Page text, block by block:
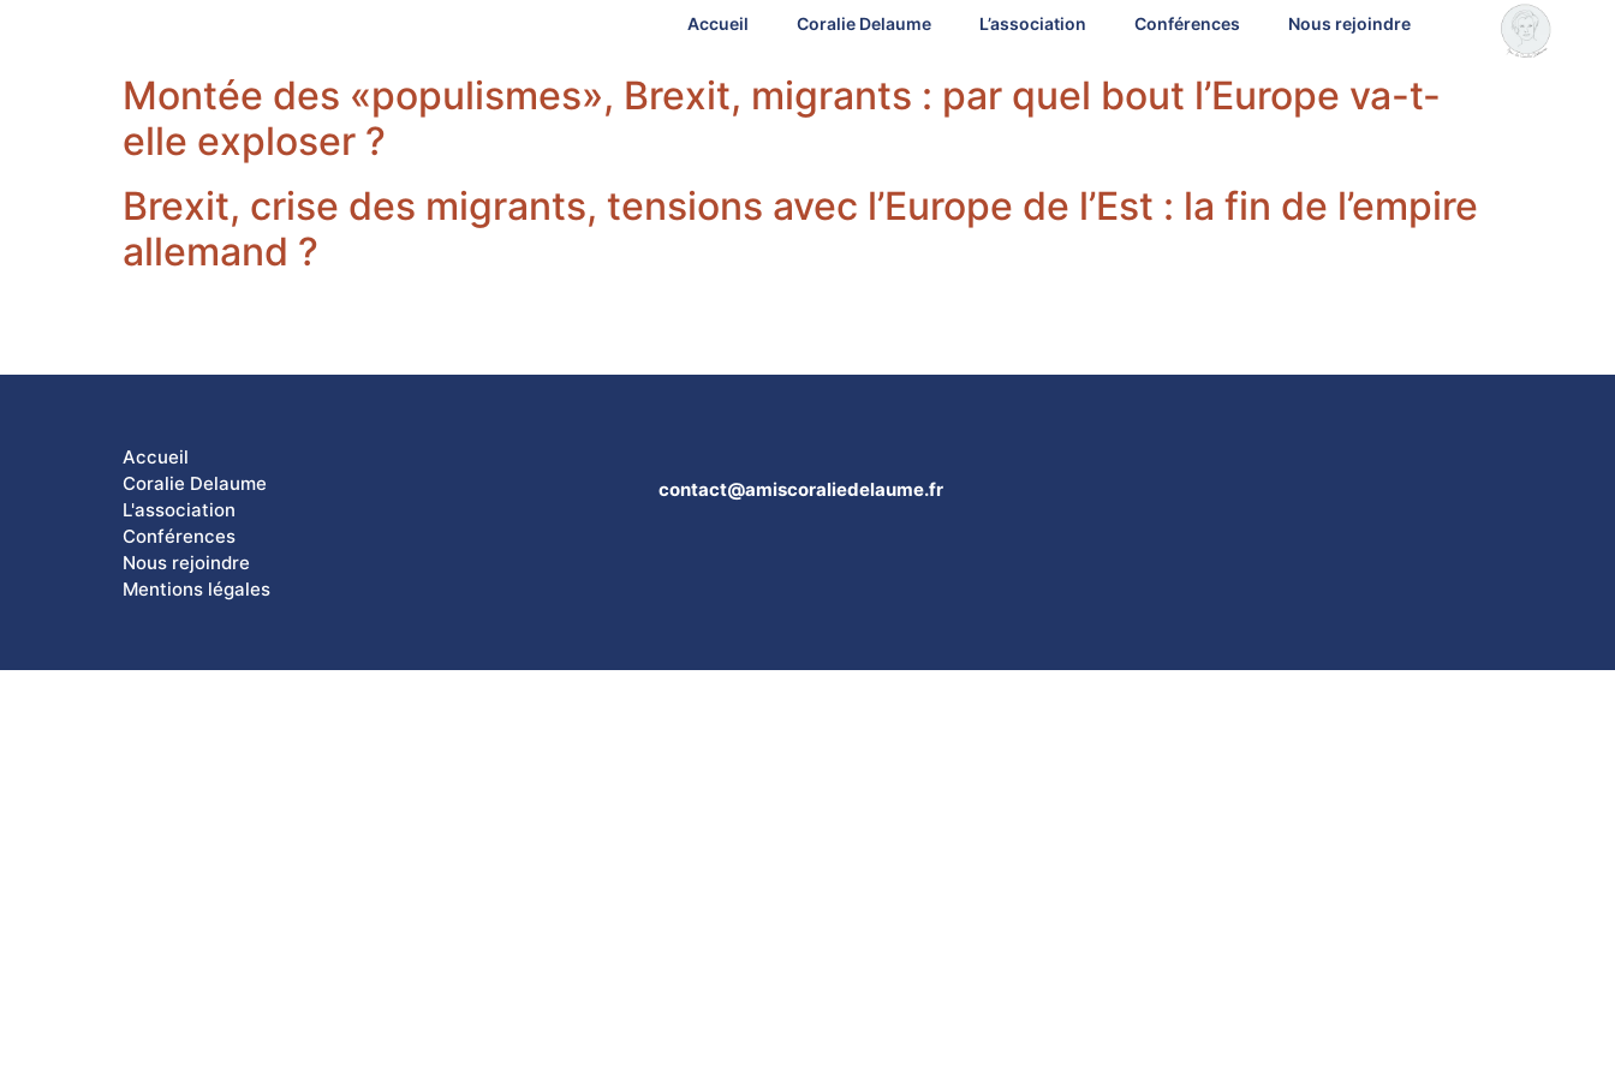
Accueil Coralie Delaume L’association Conférences Nous rejoindre
Montée des «populismes», Brexit, migrants : par quel bout l’Europe va-t-
elle exploser ?
Brexit, crise des migrants, tensions avec l’Europe de l’Est : la fin de l’empire
allemand ?
Accueil
Coralie Delaume
L'association
Conférences
Nous rejoindre
Mentions légales
contact@amiscoraliedelaume.fr